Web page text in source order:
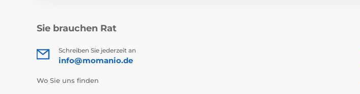
Sie brauchen Rat
Schreiben Sie jederzeit an
info@momanio.de
Wo Sie uns finden